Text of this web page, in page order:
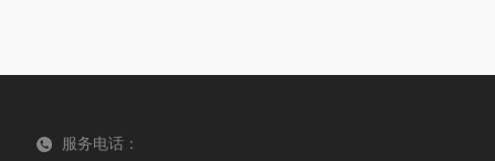
服务电话：